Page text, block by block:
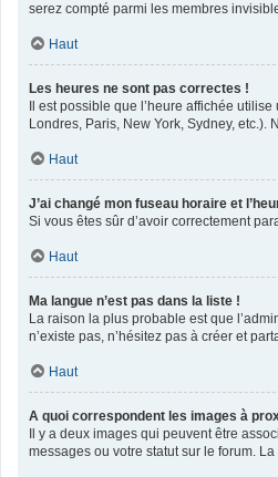
serez compté parmi les membres
Haut
Les heures ne sont pas correctes !
Il est possible que l’heure affichée
Londres, Paris, New York, Sydney, etc.).
Haut
J’ai changé mon fuseau horaire et
Si vous êtes sûr d’avoir correctement
Haut
Ma langue n’est pas dans la liste !
La raison la plus probable est que
n’existe pas, n’hésitez pas à créer et
Haut
A quoi correspondent les images à
Il y a deux images qui peuvent être
messages ou votre statut sur le forum.